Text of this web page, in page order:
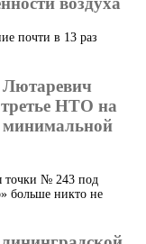
почти в 13 раз
НТО на
минимальной
точки № 243 под
больше никто не